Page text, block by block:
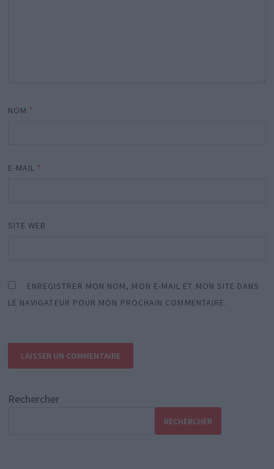
NOM *
E-MAIL *
SITE WEB
ENREGISTRER MON NOM, MON E-MAIL ET MON SITE DANS
LE NAVIGATEUR POUR MON PROCHAIN COMMENTAIRE.
Rechercher
RECHERCHER